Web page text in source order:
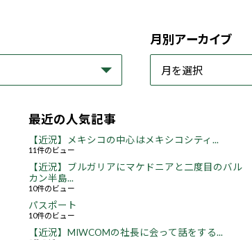
月別アーカイブ
最近の人気記事
【近況】メキシコの中心はメキシコシティ...
11件のビュー
【近況】ブルガリアにマケドニアと二度目のバル
カン半島...
10件のビュー
パスポート
10件のビュー
【近況】MIWCOMの社長に会って話をする...